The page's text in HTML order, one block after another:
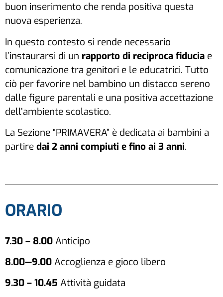
buon inserimento che renda positiva questa
nuova esperienza.
In questo contesto si rende necessario
l’instaurarsi di un rapporto di reciproca fiducia e
comunicazione tra genitori e le educatrici. Tutto
ciò per favorire nel bambino un distacco sereno
dalle figure parentali e una positiva accettazione
dell’ambiente scolastico.
La Sezione “PRIMAVERA” è dedicata ai bambini a
partire dai 2 anni compiuti e fino ai 3 anni.
ORARIO
7.30 – 8.00 Anticipo
8.00—9.00 Accoglienza e gioco libero
9.30 – 10.45 Attività guidata